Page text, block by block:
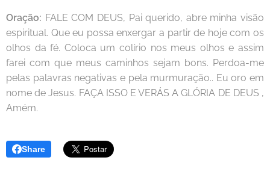
Oração: FALE COM DEUS, Pai querido, abre minha visão
espiritual. Que eu possa enxergar a partir de hoje com os
olhos da fé. Coloca um colírio nos meus olhos e assim
farei com que meus caminhos sejam bons. Perdoa-me
pelas palavras negativas e pela murmuração.. Eu oro em
nome de Jesus. FAÇA ISSO E VERÁS A GLÓRIA DE DEUS ,
Amém.
Share